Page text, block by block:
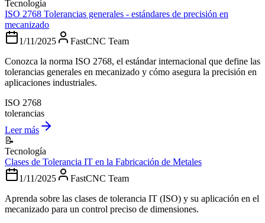
Tecnología
ISO 2768 Tolerancias generales - estándares de precisión en
mecanizado
1/11/2025
FastCNC Team
Conozca la norma ISO 2768, el estándar internacional que define las
tolerancias generales en mecanizado y cómo asegura la precisión en
aplicaciones industriales.
ISO 2768
tolerancias
Leer más
📝
Tecnología
Clases de Tolerancia IT en la Fabricación de Metales
1/11/2025
FastCNC Team
Aprenda sobre las clases de tolerancia IT (ISO) y su aplicación en el
mecanizado para un control preciso de dimensiones.